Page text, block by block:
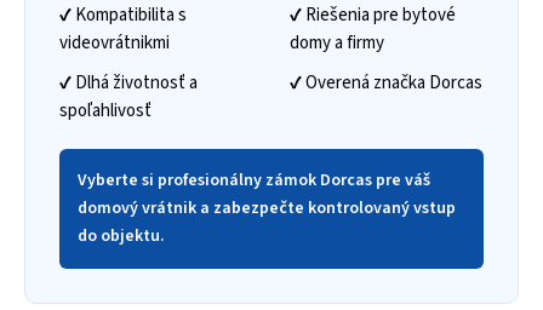
✔ Kompatibilita s
videovrátnikmi
✔ Riešenia pre bytové
domy a firmy
✔ Dlhá životnosť a
spoľahlivosť
✔ Overená značka Dorcas
Vyberte si profesionálny zámok Dorcas pre váš
domový vrátnik a zabezpečte kontrolovaný vstup
do objektu.